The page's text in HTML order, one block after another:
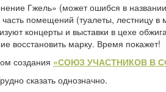
Гжель» (может ошибся в
помещений (туалеты, лестницу в
концерты и выставки в цехе
восстановить марку. Время покажет!
создания «СОЮЗ УЧАСТНИКОВ В
сказать однозначно.